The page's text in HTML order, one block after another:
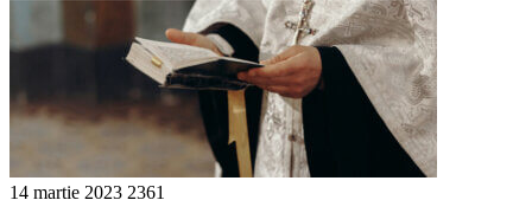
14 martie 2023 2361